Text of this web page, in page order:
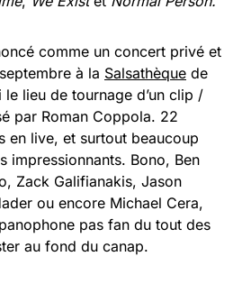
comme un concert privé et
à la Salsathèque de
lieu de tournage d’un clip /
par Roman Coppola. 22
en live, et surtout beaucoup
impressionnants. Bono, Ben
Zack Galifianakis, Jason
ou encore Michael Cera,
pas fan du tout des
au fond du canap.